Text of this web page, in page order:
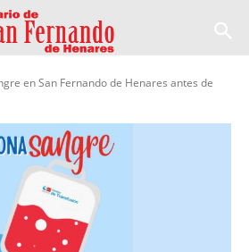
en San Fernando de Henares antes de